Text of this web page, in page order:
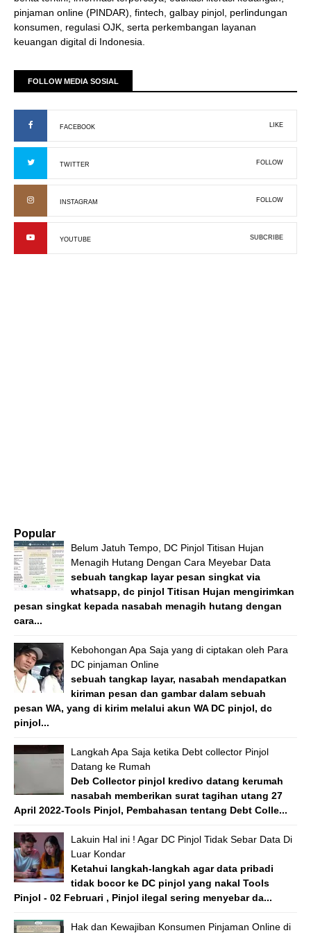
pinjaman online (PINDAR), fintech, galbay pinjol, perlindungan
konsumen, regulasi OJK, serta perkembangan layanan
keuangan digital di Indonesia.
FOLLOW MEDIA SOSIAL
FACEBOOK LIKE
TWITTER FOLLOW
INSTAGRAM FOLLOW
YOUTUBE SUBCRIBE
Popular
Belum Jatuh Tempo, DC Pinjol Titisan Hujan
Menagih Hutang Dengan Cara Meyebar Data
sebuah tangkap layar pesan singkat via
whatsapp, dc pinjol Titisan Hujan mengirimkan
pesan singkat kepada nasabah menagih hutang dengan
cara...
Kebohongan Apa Saja yang di ciptakan oleh Para
DC pinjaman Online
sebuah tangkap layar, nasabah mendapatkan
kiriman pesan dan gambar dalam sebuah
pesan WA, yang di kirim melalui akun WA DC pinjol, dc
pinjol...
Langkah Apa Saja ketika Debt collector Pinjol
Datang ke Rumah
Deb Collector pinjol kredivo datang kerumah
nasabah memberikan surat tagihan utang 27
April 2022-Tools Pinjol, Pembahasan tentang Debt Colle...
Lakuin Hal ini ! Agar DC Pinjol Tidak Sebar Data Di
Luar Kondar
Ketahui langkah-langkah agar data pribadi
tidak bocor ke DC pinjol yang nakal Tools
Pinjol - 02 Februari , Pinjol ilegal sering menyebar da...
Hak dan Kewajiban Konsumen Pinjaman Online di